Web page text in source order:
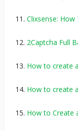
Clixsense: How
2Captcha Full
How to create
How to create
How to Create